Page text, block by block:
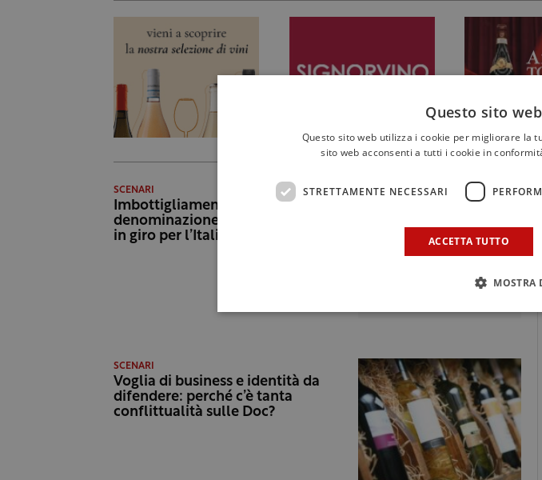
SCENARI
Imbottigliamenti fuori
denominazione, quanto vino Do
in giro per l’Italia
SCENARI
Voglia di business e identità da
difendere: perché c’è tanta
conflittualità sulle Doc?
Questo sito
Questo sito web utilizza i cookie per migliorare la
sito web acconsenti a tutti i cookie in
STRETTAMENTE NECESSARI
ACCETTA TUTTO
MOSTRA